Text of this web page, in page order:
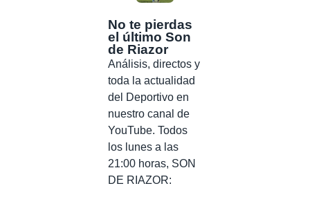
No te pierdas
el último Son
de Riazor
Análisis, directos y
toda la actualidad
del Deportivo en
nuestro canal de
YouTube. Todos
los lunes a las
21:00 horas, SON
DE RIAZOR: